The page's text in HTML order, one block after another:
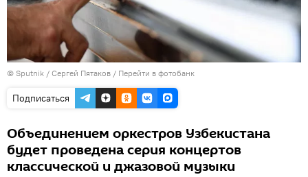
© Sputnik / Сергей Пятаков / Перейти в фотобанк
Подписаться
Объединением оркестров Узбекистана
будет проведена серия концертов
классической и джазовой музыки